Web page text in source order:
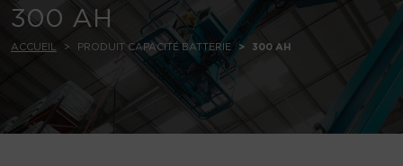
300 AH
ACCUEIL PRODUIT CAPACITÉ BATTERIE 300 AH